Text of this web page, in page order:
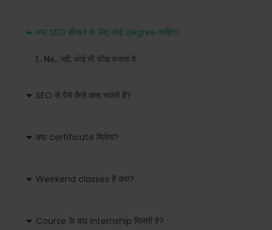
क्या SEO सीखने के लिए कोई degree चाहिए?
No.. नहीं, कोई भी सीख सकता है.
SEO से पैसे कैसे कमा सकते हैं?
क्या certificate मिलेगा?
Weekend classes हैं क्या?
Course के बाद internship मिलती है?